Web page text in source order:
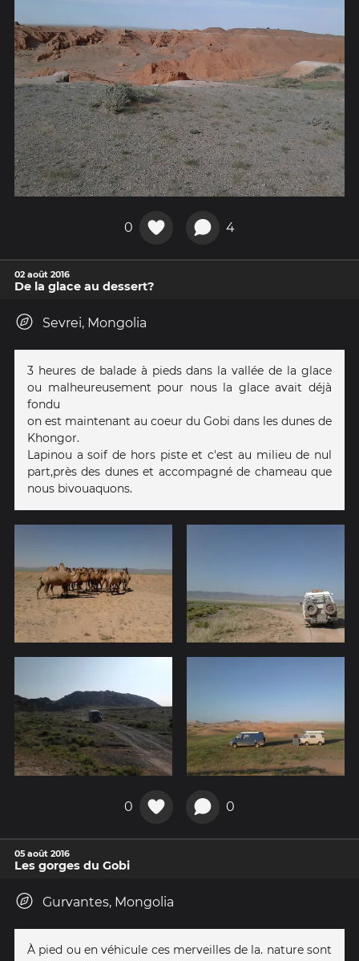
0 4
02 août 2016
De la glace au dessert?
Sevrei, Mongolia
3 heures de balade à pieds dans la vallée de la glace
ou malheureusement pour nous la glace avait déjà
fondu
on est maintenant au coeur du Gobi dans les dunes de
Khongor.
Lapinou a soif de hors piste et c'est au milieu de nul
part,près des dunes et accompagné de chameau que
nous bivouaquons.
0 0
05 août 2016
Les gorges du Gobi
Gurvantes, Mongolia
À pied ou en véhicule ces merveilles de la. nature sont